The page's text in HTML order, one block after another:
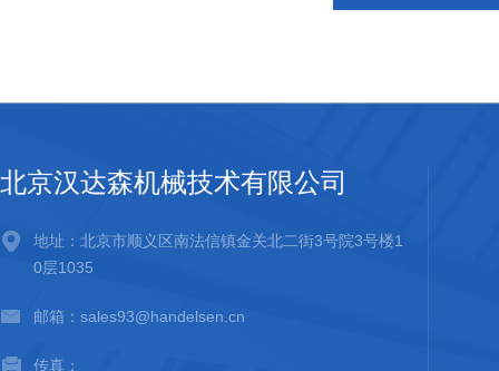
北京汉达森机械技术有限公司
地址：北京市顺义区南法信镇金关北二街3号院3号楼1
0层1035
邮箱：sales93@handelsen.cn
传真：